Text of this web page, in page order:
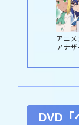
アニメ
アナザ
DVD「